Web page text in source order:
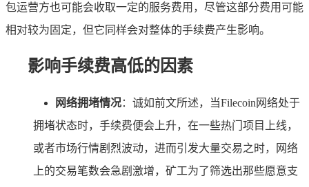
包运营方也可能会收取一定的服务费用，尽管这部分费用可能
相对较为固定，但它同样会对整体的手续费产生影响。
影响手续费高低的因素
网络拥堵情况：诚如前文所述，当Filecoin网络处于
拥堵状态时，手续费便会上升，在一些热门项目上线，
或者市场行情剧烈波动，进而引发大量交易之时，网络
上的交易笔数会急剧激增，矿工为了筛选出那些愿意支